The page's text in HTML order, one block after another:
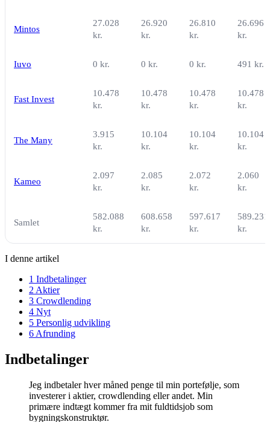
Mintos
27.028
kr.
26.920
kr.
26.810
kr.
26.696
kr.
Iuvo 0 kr. 0 kr. 0 kr. 491 kr.
Fast Invest
10.478
kr.
10.478
kr.
10.478
kr.
10.478
kr.
The Many
3.915
kr.
10.104
kr.
10.104
kr.
10.104
kr.
Kameo
2.097
kr.
2.085
kr.
2.072
kr.
2.060
kr.
Samlet
582.088
kr.
608.658
kr.
597.617
kr.
589.231
kr.
I denne artikel
1 Indbetalinger
2 Aktier
3 Crowdlending
4 Nyt
5 Personlig udvikling
6 Afrunding
Indbetalinger
Jeg indbetaler hver måned penge til min portefølje, som
investerer i aktier, crowdlending eller andet. Min
primære indtægt kommer fra mit fuldtidsjob som
bygningskonstruktør.